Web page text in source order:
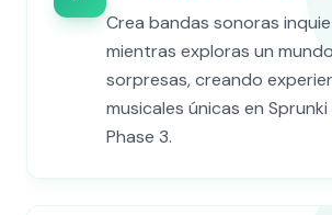
Crea bandas sonoras
mientras exploras un
sorpresas, creando
musicales únicas en
Phase 3.